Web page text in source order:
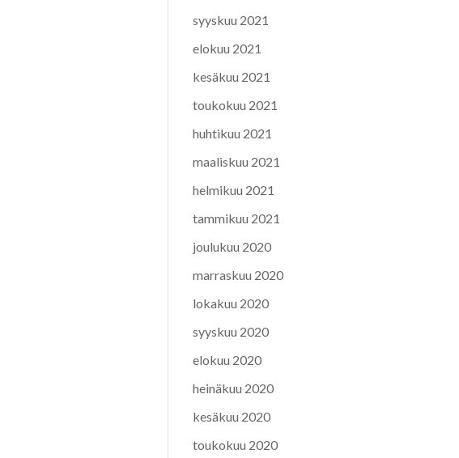
syyskuu 2021
elokuu 2021
kesäkuu 2021
toukokuu 2021
huhtikuu 2021
maaliskuu 2021
helmikuu 2021
tammikuu 2021
joulukuu 2020
marraskuu 2020
lokakuu 2020
syyskuu 2020
elokuu 2020
heinäkuu 2020
kesäkuu 2020
toukokuu 2020